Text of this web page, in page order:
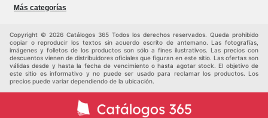
Más categorías
Copyright © 2026 Catálogos 365 Todos los derechos reservados. Queda prohibido
copiar o reproducir los textos sin acuerdo escrito de antemano. Las fotografías,
imágenes y folletos de los productos son sólo a fines ilustrativos. Las precios con
descuentos vienen de distribuidores oficiales que figuran en este sitio. Las ofertas son
válidas desde y hasta la fecha de vencimiento o hasta agotar stock. El objetivo de
este sitio es informativo y no puede ser usado para reclamar los productos. Los
precios puede variar dependiendo de la ubicación.